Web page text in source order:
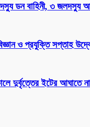
ডন বাহিনী, ৩ জলদস্যু
ও প্রযুক্তি সপ্তাহ
দুর্বৃত্তের ইটের আঘাতে